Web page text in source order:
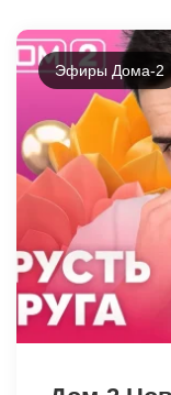
Эфиры Дома-2